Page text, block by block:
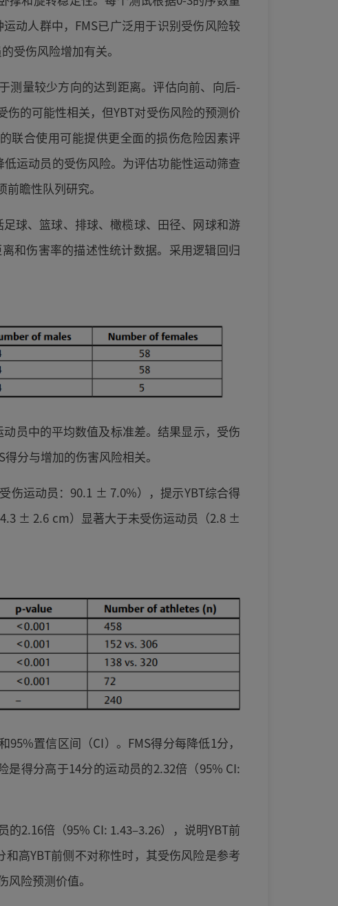
动人群中，FMS已广泛用于识别受伤风险较
受伤风险增加有关。
测量较少方向的达到距离。评估向前、向后-
的可能性相关，但YBT对受伤风险的预测价
联合使用可能提供更全面的损伤危险因素评
运动员的受伤风险。为评估功能性运动筛查
瞻性队列研究。
球、篮球、排球、橄榄球、田径、网球和游
和伤害率的描述性统计数据。采用逻辑回归
员中的平均数值及标准差。结果显示，受伤
分与增加的伤害风险相关。
伤运动员：90.1 ± 7.0%），提示YBT综合得
± 2.6 cm）显著大于未受伤运动员（2.8 ±
置信区间（CI）。FMS得分每降低1分，
是得分高于14分的运动员的2.32倍（95% CI:
2.16倍（95% CI: 1.43–3.26），说明YBT前
高YBT前侧不对称性时，其受伤风险是参考
险预测价值。